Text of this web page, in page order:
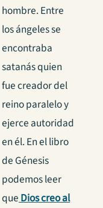
hombre. Entre
los ángeles se
encontraba
satanás quien
fue creador del
reino paralelo y
ejerce autoridad
en él. En el libro
de Génesis
podemos leer
que Dios creo al